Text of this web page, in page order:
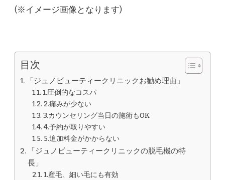
(※イメージ画像となります)
目次
「ジュノビューティークリニックお勧め理由」
1.圧倒的なコスパ
2.痛みが少ない
3.カウンセリング当日の施術もOK
4.予約が取りやすい
5.追加料金がかからない
「ジュノビューティークリニックの脱毛機の特
長」
1.産毛、細い毛にも有効